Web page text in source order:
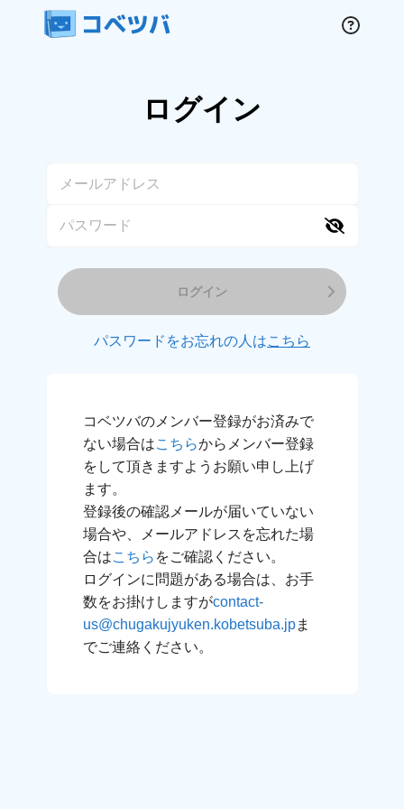
ログイン
ログイン
パスワードをお忘れの人はこちら
コベツバのメンバー登録がお済みで
ない場合はこちらからメンバー登録
をして頂きますようお願い申し上げ
ます。
登録後の確認メールが届いていない
場合や、メールアドレスを忘れた場
合はこちら をご確認ください。
ログインに問題がある場合は、お手
数をお掛けしますがcontact-
us@chugakujyuken.kobetsuba.jpま
でご連絡ください。